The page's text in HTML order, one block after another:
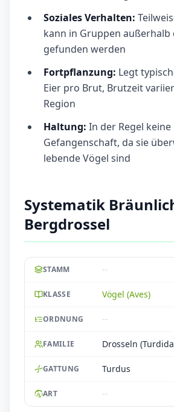
Soziales Verhalten:
kann in Gruppen
gefunden werden
Fortpflanzung: Legt
Eier pro Brut, Brutzeit
Region
Haltung: In der Regel
Gefangenschaft, da sie
lebende Vögel sind
Systematik
Bergdrossel
STAMM --
KLASSE Vögel (Aves)
ORDNUNG --
FAMILIE Drosseln
GATTUNG Turdus
ART --